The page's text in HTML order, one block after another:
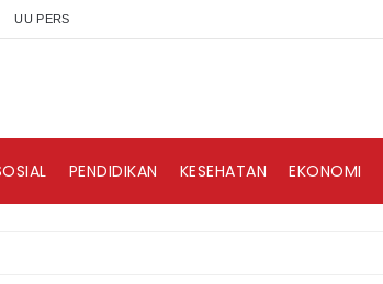
UU PERS
PENDIDIKAN KESEHATAN EKONOMI